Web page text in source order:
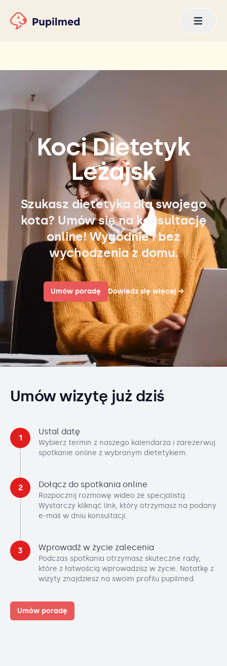
Koci Dietetyk
Leżajsk
Szukasz dietetyka dla swojego
kota? Umów się na konsultację
online! Wygodnie i bez
wychodzenia z domu.
Umów poradę Dowiedz się więcej →
Umów wizytę już dziś
1
Ustal datę
Wybierz termin z naszego kalendarza i zarezerwuj
spotkanie online z wybranym dietetykiem.
2 Dołącz do spotkania online
Rozpocznij rozmowę wideo ze specjalistą.
Wystarczy kliknąć link, który otrzymasz na podany
e-mail w dniu konsultacji.
3 Wprowadź w życie zalecenia
Podczas spotkania otrzymasz skuteczne rady,
które z łatwością wprowadzisz w życie. Notatkę z
wizyty znajdziesz na swoim profilu pupilmed.
Umów poradę